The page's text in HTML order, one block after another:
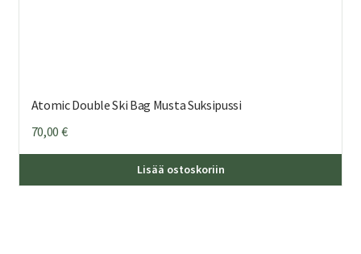
Atomic Double Ski Bag Musta Suksipussi
70,00 €
Lisää ostoskoriin